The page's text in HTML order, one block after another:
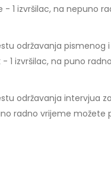
1 izvršilac, na nepuno
održavanja pismenog
1 izvršilac, na puno
održavanja intervjua
radno vrijeme možete